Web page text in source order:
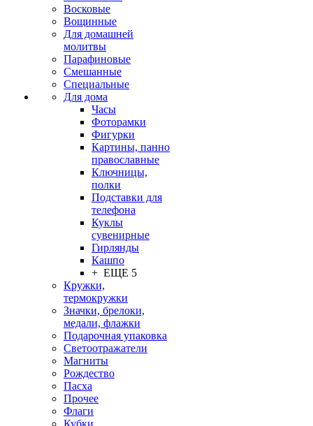
Восковые
Вощинные
Для домашней
молитвы
Парафиновые
Смешанные
Специальные
Для дома
Часы
Фоторамки
Фигурки
Картины, панно
православные
Ключницы,
полки
Подставки для
телефона
Куклы
сувенирные
Гирлянды
Кашпо
+ ЕЩЕ 5
Кружки,
термокружки
Значки, брелоки,
медали, флажки
Подарочная упаковка
Светоотражатели
Магниты
Рождество
Пасха
Прочее
Флаги
Кубки